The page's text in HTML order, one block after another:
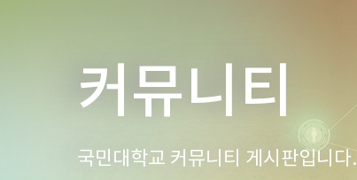
커뮤니티
국민대학교 커뮤니티 게시판입니다.